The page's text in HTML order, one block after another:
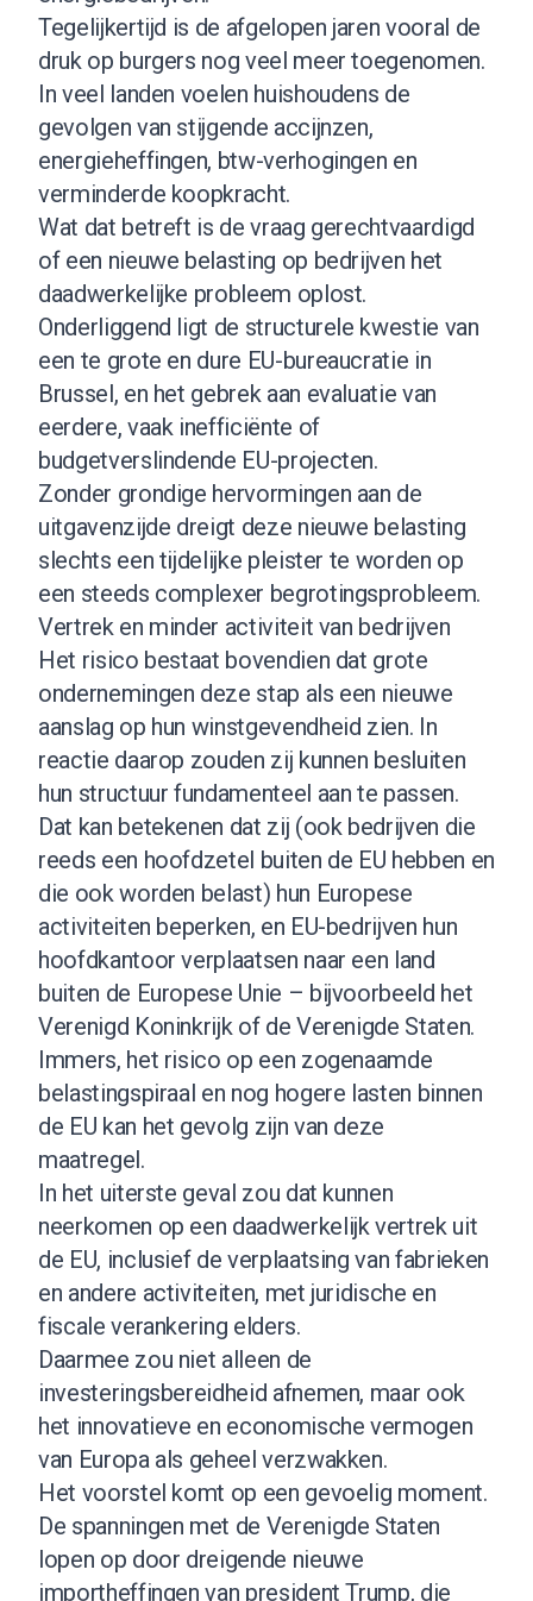
Tegelijkertijd is de afgelopen jaren vooral de
druk op burgers nog veel meer toegenomen.
In veel landen voelen huishoudens de
gevolgen van stijgende accijnzen,
energieheffingen, btw-verhogingen en
verminderde koopkracht.
Wat dat betreft is de vraag gerechtvaardigd
of een nieuwe belasting op bedrijven het
daadwerkelijke probleem oplost.
Onderliggend ligt de structurele kwestie van
een te grote en dure EU-bureaucratie in
Brussel, en het gebrek aan evaluatie van
eerdere, vaak inefficiënte of
budgetverslindende EU-projecten.
Zonder grondige hervormingen aan de
uitgavenzijde dreigt deze nieuwe belasting
slechts een tijdelijke pleister te worden op
een steeds complexer begrotingsprobleem.
Vertrek en minder activiteit van bedrijven
Het risico bestaat bovendien dat grote
ondernemingen deze stap als een nieuwe
aanslag op hun winstgevendheid zien. In
reactie daarop zouden zij kunnen besluiten
hun structuur fundamenteel aan te passen.
Dat kan betekenen dat zij (ook bedrijven die
reeds een hoofdzetel buiten de EU hebben en
die ook worden belast) hun Europese
activiteiten beperken, en EU-bedrijven hun
hoofdkantoor verplaatsen naar een land
buiten de Europese Unie – bijvoorbeeld het
Verenigd Koninkrijk of de Verenigde Staten.
Immers, het risico op een zogenaamde
belastingspiraal en nog hogere lasten binnen
de EU kan het gevolg zijn van deze
maatregel.
In het uiterste geval zou dat kunnen
neerkomen op een daadwerkelijk vertrek uit
de EU, inclusief de verplaatsing van fabrieken
en andere activiteiten, met juridische en
fiscale verankering elders.
Daarmee zou niet alleen de
investeringsbereidheid afnemen, maar ook
het innovatieve en economische vermogen
van Europa als geheel verzwakken.
Het voorstel komt op een gevoelig moment.
De spanningen met de Verenigde Staten
lopen op door dreigende nieuwe
importheffingen van president Trump, die